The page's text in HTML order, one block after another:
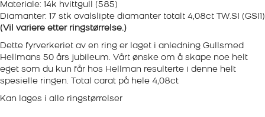
Materiale: 14k hvittgull (585)
Diamanter: 17 stk ovalslipte diamanter totalt 4,08ct TW.SI (GSI1)
(Vil variere etter ringstørrelse.)
Dette fyrverkeriet av en ring er laget i anledning Gullsmed
Hellmans 50 års jubileum. Vårt ønske om å skape noe helt
eget som du kun får hos Hellman resulterte i denne helt
spesielle ringen. Total carat på hele 4,08ct
Kan lages i alle ringstørrelser